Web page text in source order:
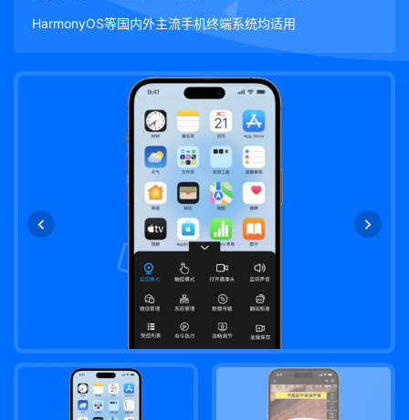
HarmonyOS等国内外主流手机终端系统均适用